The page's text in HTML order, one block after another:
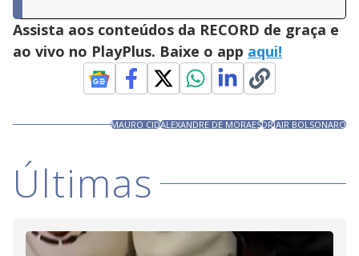
Assista aos conteúdos da RECORD de graça e
ao vivo no PlayPlus. Baixe o app aqui!
MAURO CIDALEXANDRE DE MORAESDRJAIR BOLSONARO
Últimas